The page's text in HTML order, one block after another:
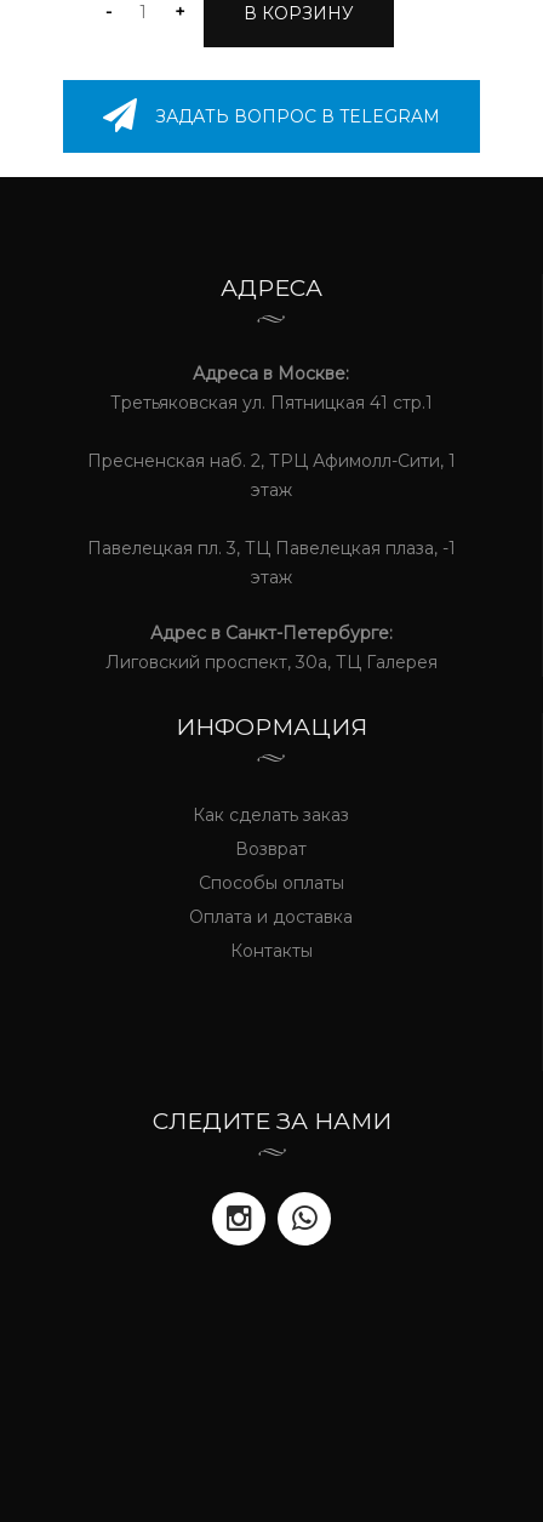
- + В КОРЗИНУ
ЗАДАТЬ ВОПРОС В TELEGRAM
АДРЕСА
Адреса в Москве:
Третьяковская ул. Пятницкая 41 стр.1
Пресненская наб. 2, ТРЦ Афимолл-Сити, 1
этаж
Павелецкая пл. 3, ТЦ Павелецкая плаза, -1
этаж
Адрес в Санкт-Петербурге:
Лиговский проспект, 30а, ТЦ Галерея
ИНФОРМАЦИЯ
Как сделать заказ
Возврат
Способы оплаты
Оплата и доставка
Контакты
СЛЕДИТЕ ЗА НАМИ